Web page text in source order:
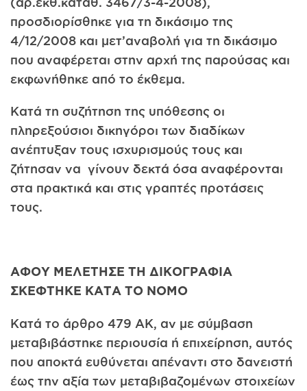
προσδιορίσθηκε για τη δικάσιμο της
4/12/2008 και μετ’αναβολή για τη δικάσιμο
που αναφέρεται στην αρχή της παρούσας και
εκφωνήθηκε από το έκθεμα.
Κατά τη συζήτηση της υπόθεσης οι
πληρεξούσιοι δικηγόροι των διαδίκων
ανέπτυξαν τους ισχυρισμούς τους και
ζήτησαν να γίνουν δεκτά όσα αναφέρονται
στα πρακτικά και στις γραπτές προτάσεις
τους.
ΑΦΟΥ ΜΕΛΕΤΗΣΕ ΤΗ ΔΙΚΟΓΡΑΦΙΑ
ΣΚΕΦΤΗΚΕ ΚΑΤΑ ΤΟ ΝΟΜΟ
Κατά το άρθρο 479 ΑΚ, αν με σύμβαση
μεταβιβάστηκε περιουσία ή επιχείρηση, αυτός
που αποκτά ευθύνεται απέναντι στο δανειστή
έως την αξία των μεταβιβαζομένων στοιχείων